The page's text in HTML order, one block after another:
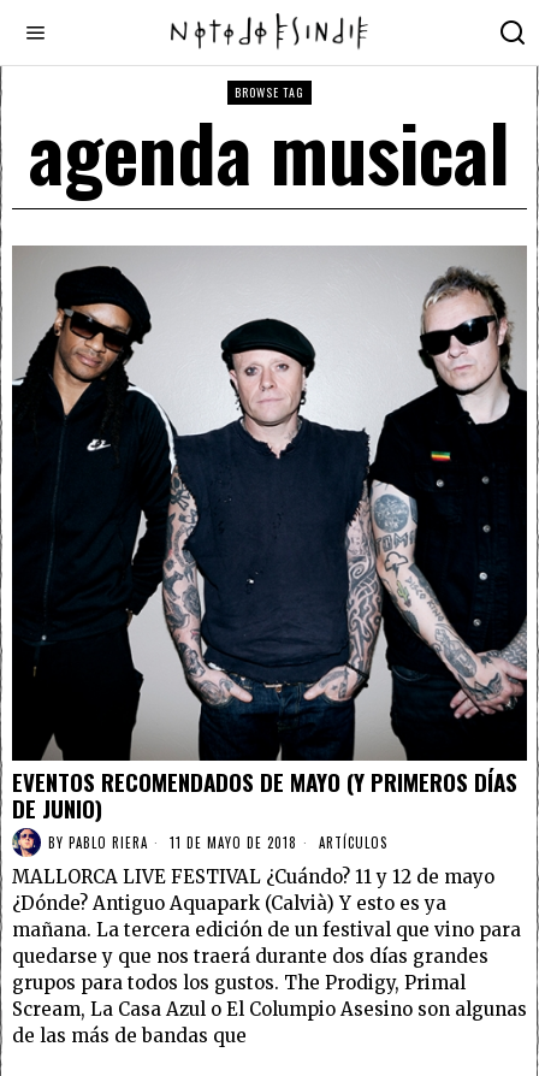
BROWSE TAG
agenda musical
EVENTOS RECOMENDADOS DE MAYO (Y PRIMEROS DÍAS
DE JUNIO)
BY PABLO RIERA 11 DE MAYO DE 2018 ARTÍCULOS
MALLORCA LIVE FESTIVAL ¿Cuándo? 11 y 12 de mayo
¿Dónde? Antiguo Aquapark (Calvià) Y esto es ya
mañana. La tercera edición de un festival que vino para
quedarse y que nos traerá durante dos días grandes
grupos para todos los gustos. The Prodigy, Primal
Scream, La Casa Azul o El Columpio Asesino son algunas
de las más de bandas que